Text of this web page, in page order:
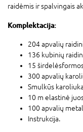
raidėmis ir spalvingais
Komplektacija:
204 apvalių
136 kubinių
15
300 apvalių
Smulkūs
10 m elastinė
100 apvalių
Instrukcija.